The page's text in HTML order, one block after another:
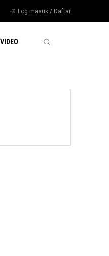
Log masuk / Daftar
VIDEO